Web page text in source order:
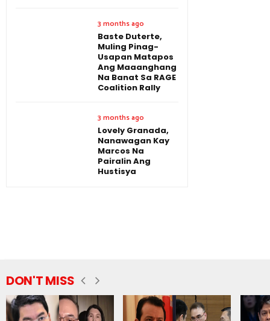
3 months ago
Baste Duterte,
Muling Pinag-
Usapan Matapos
Ang Maaanghang
Na Banat Sa RAGE
Coalition Rally
3 months ago
Lovely Granada,
Nanawagan Kay
Marcos Na
Pairalin Ang
Hustisya
DON'T MISS